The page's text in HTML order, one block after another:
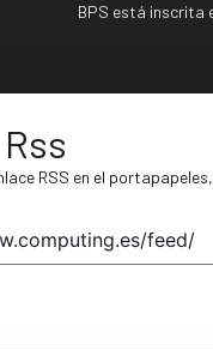
BPS está inscrita
RSS en el